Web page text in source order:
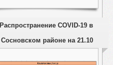
Распространение COVID-19 в
Сосновском районе на 21.10